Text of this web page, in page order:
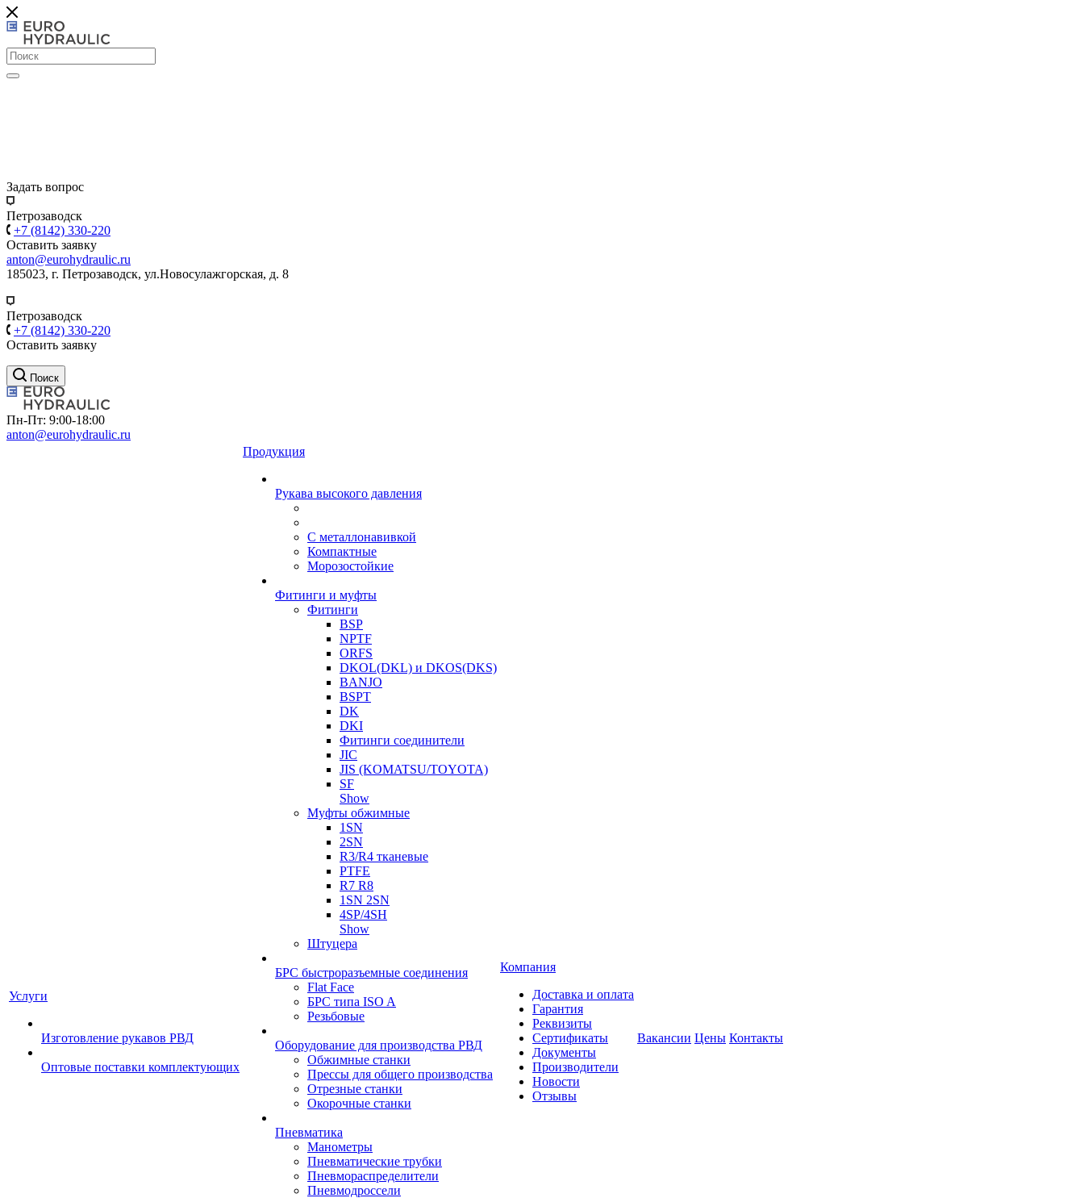
Задать вопрос
Петрозаводск
+7 (8142) 330-220
Оставить заявку
anton@eurohydraulic.ru
185023, г. Петрозаводск, ул.Новосулажгорская, д. 8
Петрозаводск
+7 (8142) 330-220
Оставить заявку
Поиск
Пн-Пт: 9:00-18:00
anton@eurohydraulic.ru
Услуги
Изготовление рукавов РВД
Оптовые поставки комплектующих
Продукция
Рукава высокого давления
С металлонавивкой
Компактные
Морозостойкие
Фитинги и муфты
Фитинги
BSP
NPTF
ORFS
DKOL(DKL) и DKOS(DKS)
BANJO
BSPT
DK
DKI
Фитинги соединители
JIC
JIS (KOMATSU/TOYOTA)
SF
Show
Муфты обжимные
1SN
2SN
R3/R4 тканевые
PTFE
R7 R8
1SN 2SN
4SP/4SH
Show
Штуцера
БРС быстроразъемные соединения
Flat Face
БРС типа ISO A
Резьбовые
Оборудование для производства РВД
Обжимные станки
Прессы для общего производства
Отрезные станки
Окорочные станки
Пневматика
Манометры
Пневматические трубки
Пневмораспределители
Пневмодроссели
Компания
Доставка и оплата
Гарантия
Реквизиты
Сертификаты
Документы
Производители
Новости
Отзывы
Вакансии Цены Контакты